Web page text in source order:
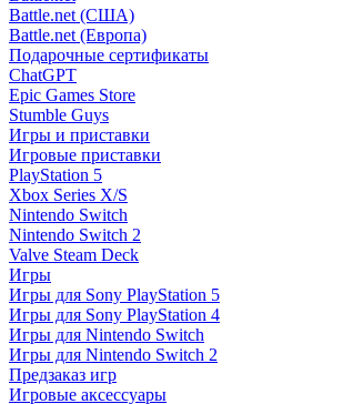
Battle.net (США)
Battle.net (Европа)
Подарочные сертификаты
ChatGPT
Epic Games Store
Stumble Guys
Игры и приставки
Игровые приставки
PlayStation 5
Xbox Series X/S
Nintendo Switch
Nintendo Switch 2
Valve Steam Deck
Игры
Игры для Sony PlayStation 5
Игры для Sony PlayStation 4
Игры для Nintendo Switch
Игры для Nintendo Switch 2
Предзаказ игр
Игровые аксессуары